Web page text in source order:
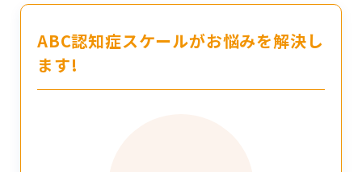
ABC認知症スケールがお悩みを解決し
ます!